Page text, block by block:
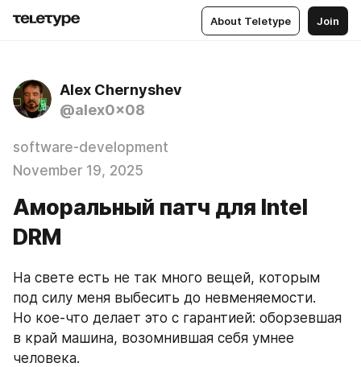
About Teletype Join
Alex Chernyshev
@alex0x08
software-development
November 19, 2025
Аморальный патч для Intel
DRM
На свете есть не так много вещей, которым
под силу меня выбесить до невменяемости.
Но кое-что делает это с гарантией: оборзевшая
в край машина, возомнившая себя умнее
человека.